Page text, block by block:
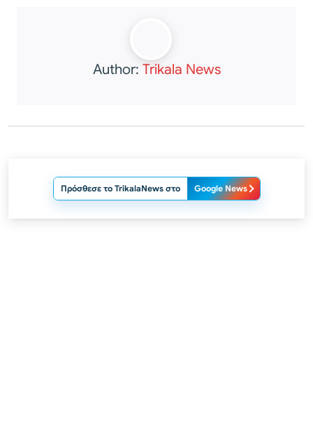
Author: Trikala News
Πρόσθεσε το TrikalaNews στο Google News